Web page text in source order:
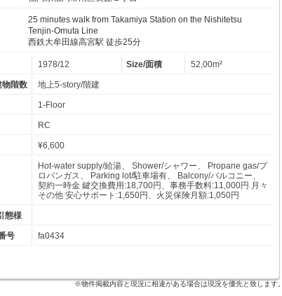
25 minutes walk from Takamiya Station on the Nishitetsu
Tenjin-Omuta Line
西鉄大牟田線高宮駅 徒歩25分
1978/12 Size/面積 52,00m²
階数 地上5-story/階建
1-Floor
RC
¥6,600
Hot-water supply/給湯、 Shower/シャワー、 Propane gas/プ
ロパンガス、 Parking lot/駐車場有、 Balcony/バルコニー、
契約一時金 鍵交換費用:18,700円、事務手数料:11,000円 月々
その他 安心サポート:1,650円、火災保険月額:1,050円
態様
号 fa0434
※物件掲載内容と現況に相違がある場合は現況を優先と致します。